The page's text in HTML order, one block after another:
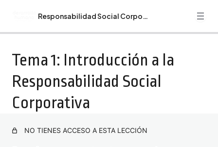
Responsabilidad Social Corporativa
Guía curso Responsabilidad Social Corporativa
Bienvenida. Recomendaciones. Programa Formativo
Responsabilidad Social Corporativa
Tema 1: Introducción a la Responsabilidad Social
Corporativa
Tema 2: Marco Normativo y Estándares Internacionales
Tema 1: Introducción a la
Responsabilidad Social
Corporativa
NO TIENES ACCESO A ESTA LECCIÓN